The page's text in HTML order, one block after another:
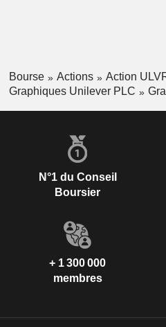
Bourse Actions
Action
Graphiques Unilever PLC
N°1 du Conseil
Boursier
+ 1 300 000
membres